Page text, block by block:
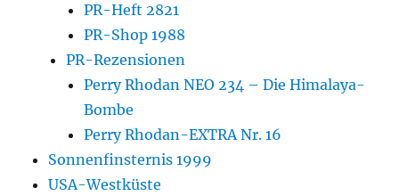
PR-Heft 2821
PR-Shop 1988
PR-Rezensionen
Perry Rhodan NEO 234 – Die Himalaya-
Bombe
Perry Rhodan-EXTRA Nr. 16
Sonnenfinsternis 1999
USA-Westküste